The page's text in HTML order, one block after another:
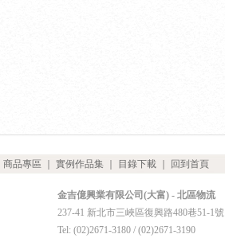
商品專區 實例作品集 目錄下載 回到首頁
金吉億興業有限公司(大富) - 北區物流
237-41 新北市三峽區復興路480巷51-1號
Tel: (02)2671-3180 / (02)2671-3190